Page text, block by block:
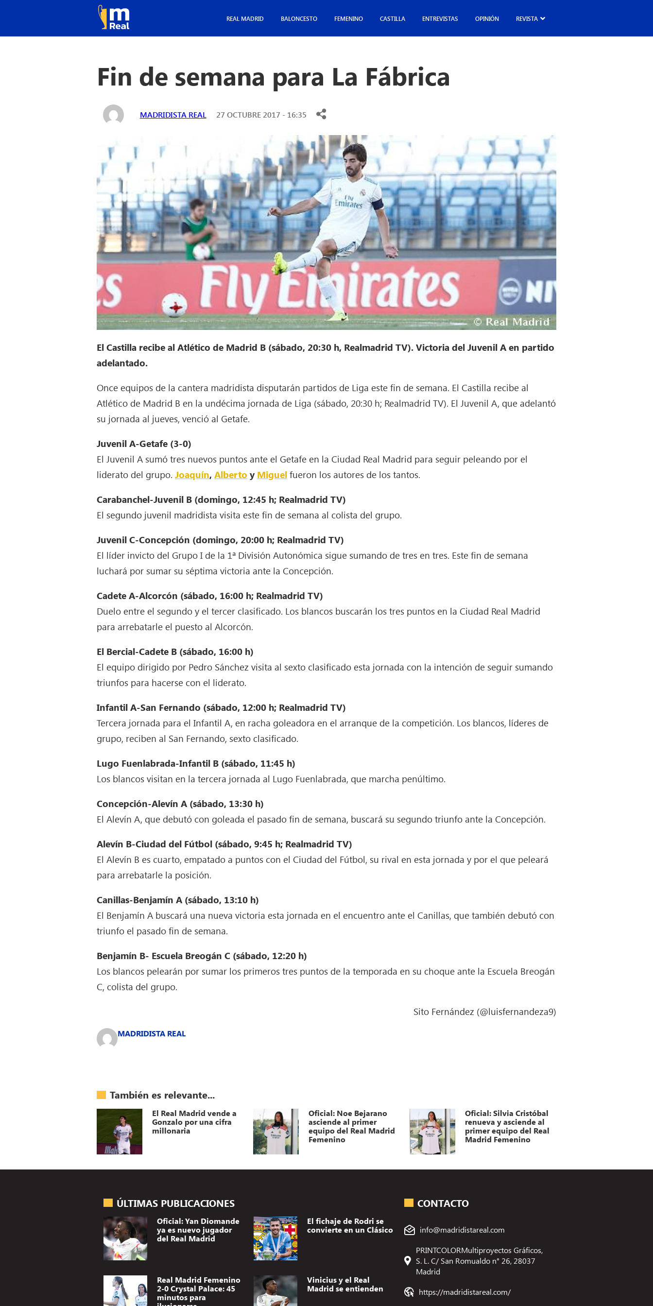
REAL MADRID BALONCESTO FEMENINO CASTILLA ENTREVISTAS OPINIÓN REVISTA
Fin de semana para La Fábrica
MADRIDISTA REAL 27 OCTUBRE 2017 - 16:35
El Castilla recibe al Atlético de Madrid B (sábado, 20:30 h, Realmadrid TV). Victoria del Juvenil A en partido
adelantado.
Once equipos de la cantera madridista disputarán partidos de Liga este fin de semana. El Castilla recibe al
Atlético de Madrid B en la undécima jornada de Liga (sábado, 20:30 h; Realmadrid TV). El Juvenil A, que adelantó
su jornada al jueves, venció al Getafe.
Juvenil A-Getafe (3-0)
El Juvenil A sumó tres nuevos puntos ante el Getafe en la Ciudad Real Madrid para seguir peleando por el
liderato del grupo.Joaquín,Alberto y Miguelfueron los autores de los tantos.
Carabanchel-Juvenil B (domingo, 12:45 h; Realmadrid TV)
El segundo juvenil madridista visita este fin de semana al colista del grupo.
Juvenil C-Concepción (domingo, 20:00 h; Realmadrid TV)
El líder invicto del Grupo I de la 1ª División Autonómica sigue sumando de tres en tres. Este fin de semana
luchará por sumar su séptima victoria ante la Concepción.
Cadete A-Alcorcón (sábado, 16:00 h; Realmadrid TV)
Duelo entre el segundo y el tercer clasificado. Los blancos buscarán los tres puntos en la Ciudad Real Madrid
para arrebatarle el puesto al Alcorcón.
El Bercial-Cadete B (sábado, 16:00 h)
El equipo dirigido por Pedro Sánchez visita al sexto clasificado esta jornada con la intención de seguir sumando
triunfos para hacerse con el liderato.
Infantil A-San Fernando (sábado, 12:00 h; Realmadrid TV)
Tercera jornada para el Infantil A, en racha goleadora en el arranque de la competición. Los blancos, líderes de
grupo, reciben al San Fernando, sexto clasificado.
Lugo Fuenlabrada-Infantil B (sábado, 11:45 h)
Los blancos visitan en la tercera jornada al Lugo Fuenlabrada, que marcha penúltimo.
Concepción-Alevín A (sábado, 13:30 h)
El Alevín A, que debutó con goleada el pasado fin de semana, buscará su segundo triunfo ante la Concepción.
Alevín B-Ciudad del Fútbol (sábado, 9:45 h; Realmadrid TV)
El Alevín B es cuarto, empatado a puntos con el Ciudad del Fútbol, su rival en esta jornada y por el que peleará
para arrebatarle la posición.
Canillas-Benjamín A (sábado, 13:10 h)
El Benjamín A buscará una nueva victoria esta jornada en el encuentro ante el Canillas, que también debutó con
triunfo el pasado fin de semana.
Benjamín B- Escuela Breogán C (sábado, 12:20 h)
Los blancos pelearán por sumar los primeros tres puntos de la temporada en su choque ante la Escuela Breogán
C, colista del grupo.
Sito Fernández (@luisfernandeza9)
MADRIDISTA REAL
También es relevante...
El Real Madrid vende a
Gonzalo por una cifra
millonaria
Oficial: Noe Bejarano
asciende al primer
equipo del Real Madrid
Femenino
Oficial: Silvia Cristóbal
renueva y asciende al
primer equipo del Real
Madrid Femenino
ÚLTIMAS PUBLICACIONES
Oficial: Yan Diomande
ya es nuevo jugador
del Real Madrid
El fichaje de Rodri se
convierte en un Clásico
Real Madrid Femenino
2-0 Crystal Palace: 45
minutos para
Vinicius y el Real
Madrid se entienden
CONTACTO
info@madridistareal.com
PRINTCOLORMultiproyectos Gráficos,
S. L. C/ San Romualdo n° 26, 28037
Madrid
https://madridistareal.com/